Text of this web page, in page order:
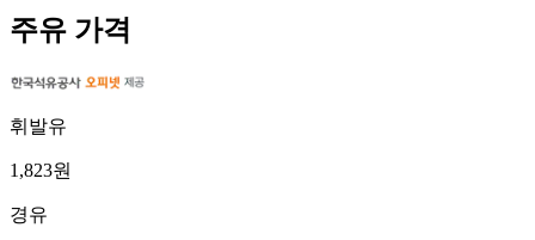
주유 가격
휘발유
1,823원
경유